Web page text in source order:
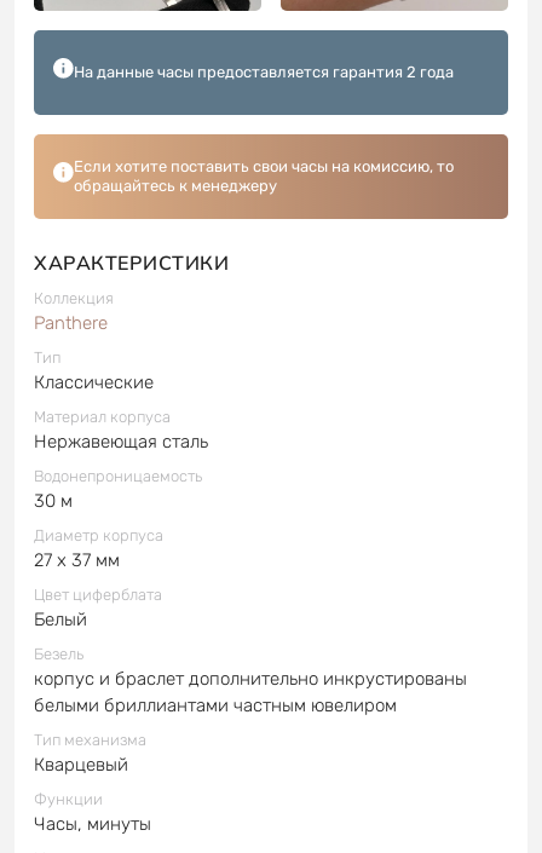
На данные часы предоставляется гарантия 2 года
Если хотите поставить свои часы на комиссию, то
обращайтесь к менеджеру
ХАРАКТЕРИСТИКИ
Коллекция
Panthere
Тип
Классические
Материал корпуса
Нержавеющая сталь
Водонепроницаемость
30 м
Диаметр корпуса
27 x 37 мм
Цвет циферблата
Белый
Безель
корпус и браслет дополнительно инкрустированы
белыми бриллиантами частным ювелиром
Тип механизма
Кварцевый
Функции
Часы, минуты